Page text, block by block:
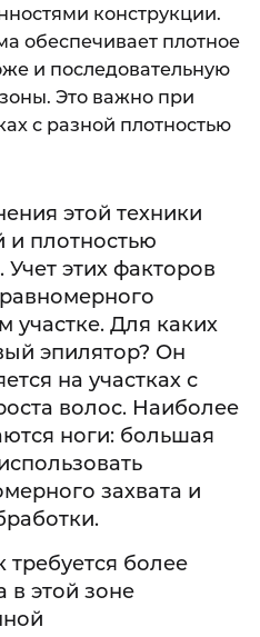
конструкции.
обеспечивает плотное
и последовательную
Это важно при
с разной плотностью
этой техники
и плотностью
этих факторов
участке. Для каких
эпилятор? Он
на участках с
волос. Наиболее
ноги: большая
захвата и
более
в этой зоне